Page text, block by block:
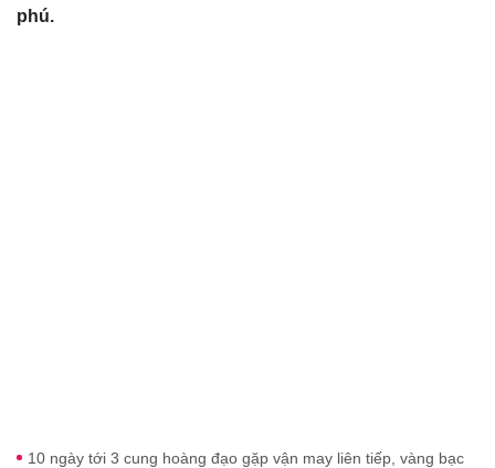
phú.
10 ngày tới 3 cung hoàng đạo gặp vận may liên tiếp, vàng bạc